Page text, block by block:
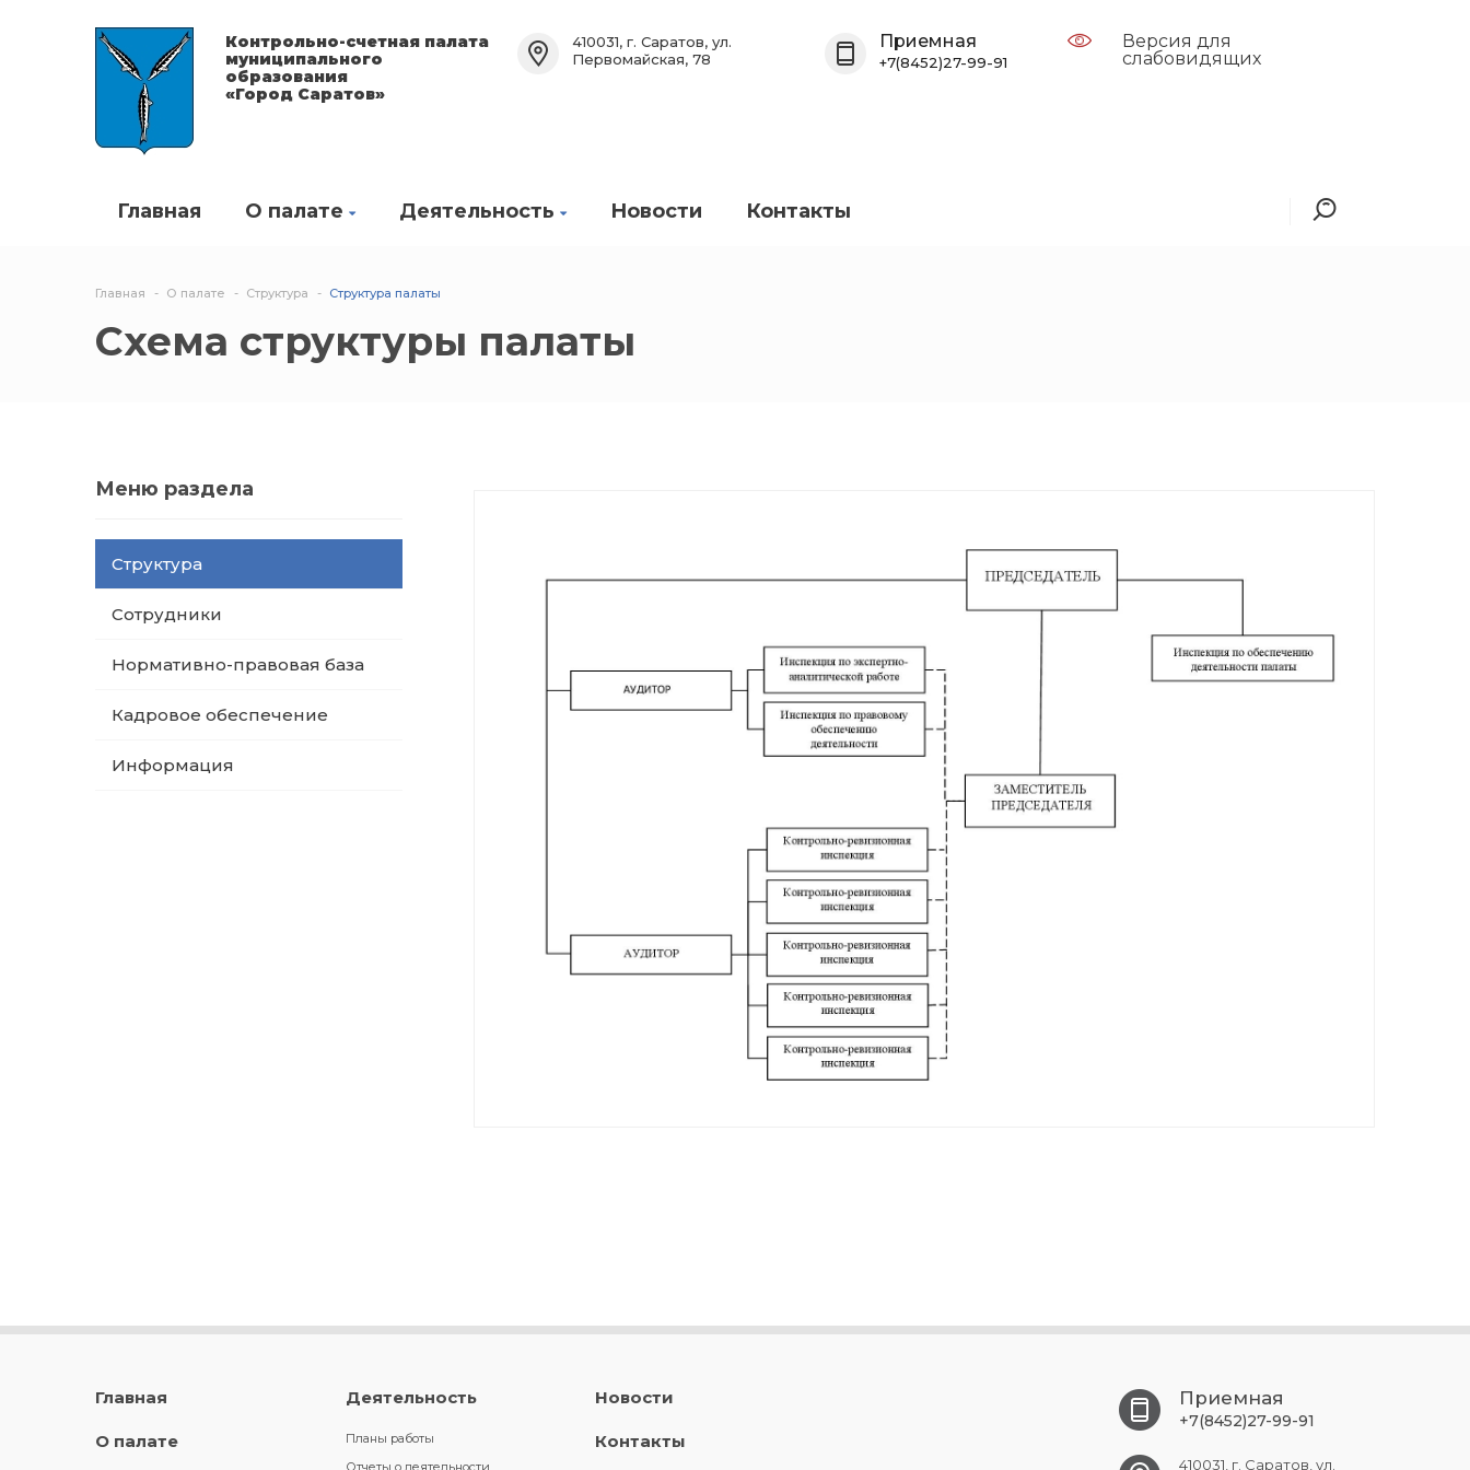
Главная О палате Деятельность Новости Контакты
Контрольно-счетная палата
муниципального
образования
«Город Саратов»
410031, г. Саратов, ул.
Первомайская, 78
Приемная
+7(8452)27-99-91
Версия для
слабовидящих
Главная О палате Структура Структура палаты
Схема структуры палаты
Меню раздела
Структура
Сотрудники
Нормативно-правовая база
Кадровое обеспечение
Информация
Главная
О палате
Деятельность
Планы работы
Новости
Контакты
Приемная
+7(8452)27-99-91
410031, г. Саратов, ул.